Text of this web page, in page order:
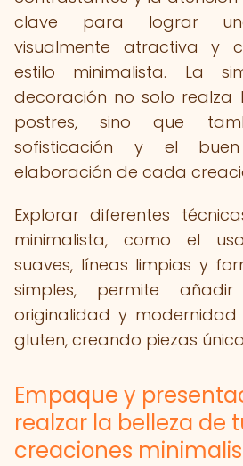
clave para lograr
visualmente atractiva y
estilo minimalista. La
decoración no solo realza
postres, sino que
sofisticación y el
elaboración de cada
Explorar diferentes
minimalista, como el
suaves, líneas limpias y
simples, permite
originalidad y
gluten, creando piezas
Empaque y
realzar la belleza de
creaciones